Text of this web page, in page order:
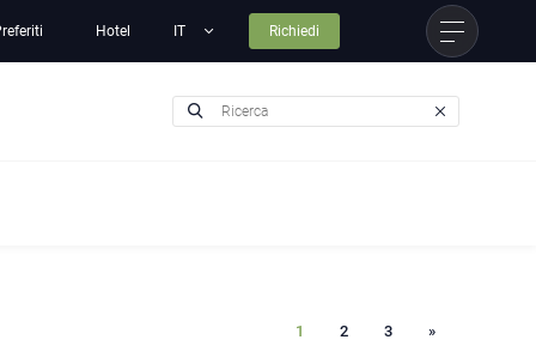
Hotel Richiedi
1 2 3 »